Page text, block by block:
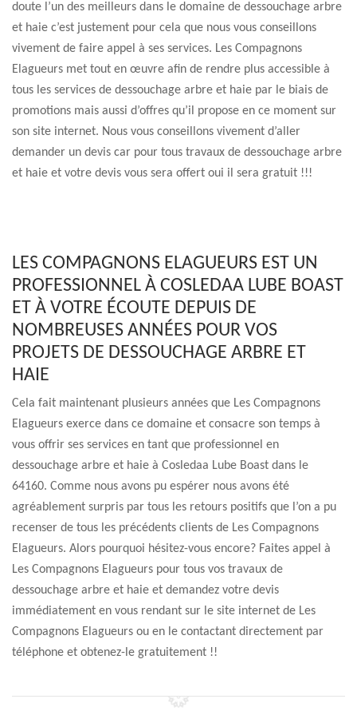
doute l’un des meilleurs dans le domaine de dessouchage arbre
et haie c’est justement pour cela que nous vous conseillons
vivement de faire appel à ses services. Les Compagnons
Elagueurs met tout en œuvre afin de rendre plus accessible à
tous les services de dessouchage arbre et haie par le biais de
promotions mais aussi d’offres qu’il propose en ce moment sur
son site internet. Nous vous conseillons vivement d’aller
demander un devis car pour tous travaux de dessouchage arbre
et haie et votre devis vous sera offert oui il sera gratuit !!!
LES COMPAGNONS ELAGUEURS EST UN
PROFESSIONNEL À COSLEDAA LUBE BOAST
ET À VOTRE ÉCOUTE DEPUIS DE
NOMBREUSES ANNÉES POUR VOS
PROJETS DE DESSOUCHAGE ARBRE ET
HAIE
Cela fait maintenant plusieurs années que Les Compagnons
Elagueurs exerce dans ce domaine et consacre son temps à
vous offrir ses services en tant que professionnel en
dessouchage arbre et haie à Cosledaa Lube Boast dans le
64160. Comme nous avons pu espérer nous avons été
agréablement surpris par tous les retours positifs que l’on a pu
recenser de tous les précédents clients de Les Compagnons
Elagueurs. Alors pourquoi hésitez-vous encore? Faites appel à
Les Compagnons Elagueurs pour tous vos travaux de
dessouchage arbre et haie et demandez votre devis
immédiatement en vous rendant sur le site internet de Les
Compagnons Elagueurs ou en le contactant directement par
téléphone et obtenez-le gratuitement !!